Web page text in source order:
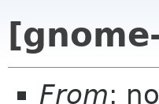
From: